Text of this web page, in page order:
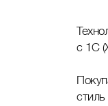
c 1C